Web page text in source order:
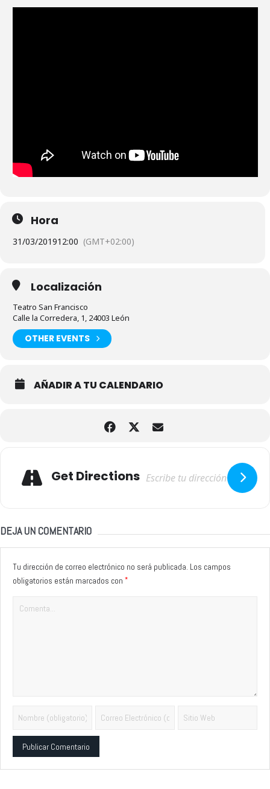
Hora
31/03/201912:00 (GMT+02:00)
Localización
Teatro San Francisco
Calle la Corredera, 1, 24003 León
OTHER EVENTS
AÑADIR A TU CALENDARIO
Get Directions
DEJA UN COMENTARIO
Tu dirección de correo electrónico no será publicada. Los campos
obligatorios están marcados con *